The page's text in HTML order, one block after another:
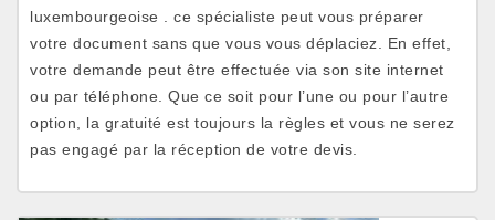
luxembourgeoise . ce spécialiste peut vous préparer
votre document sans que vous vous déplaciez. En effet,
votre demande peut être effectuée via son site internet
ou par téléphone. Que ce soit pour l’une ou pour l’autre
option, la gratuité est toujours la règles et vous ne serez
pas engagé par la réception de votre devis.